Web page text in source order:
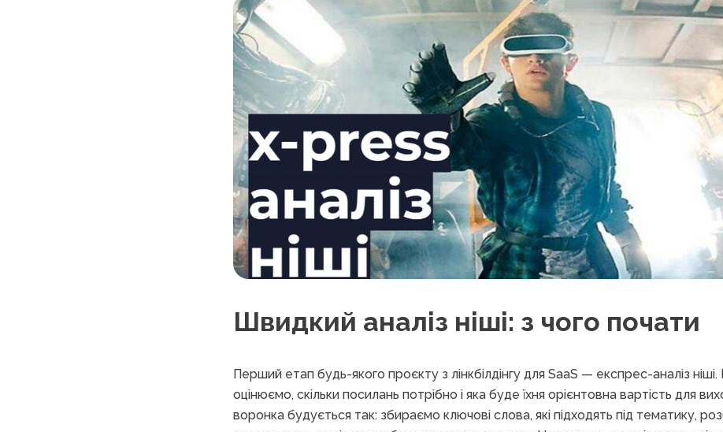
Швидкий аналіз ніші: з чого почати
Перший етап будь-якого проєкту з лінкбілдінгу для SaaS — експрес-аналіз
оцінюємо, скільки посилань потрібно і яка буде їхня орієнтовна вартість для
воронка будується так: збираємо ключові слова, які підходять під тематику,